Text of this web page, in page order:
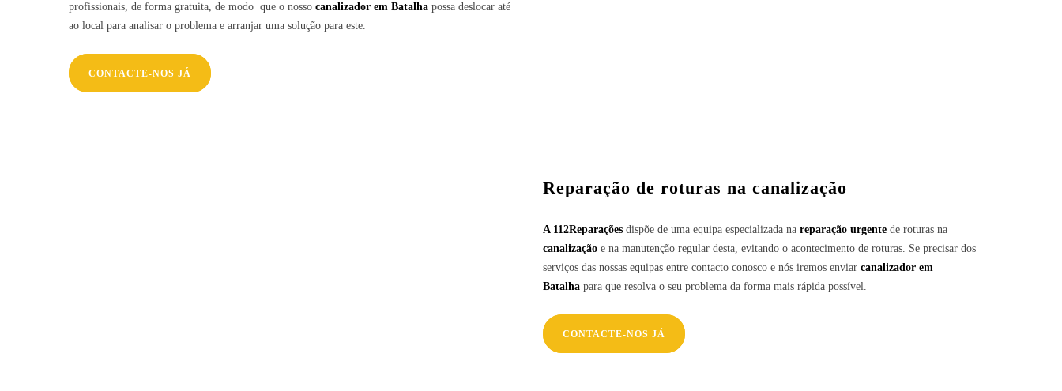
profissionais, de forma gratuita, de modo que o nosso canalizador em Batalha possa deslocar até
ao local para analisar o problema e arranjar uma solução para este.
CONTACTE-NOS JÁ
Reparação de roturas na canalização
A 112Reparações dispõe de uma equipa especializada na reparação urgente de roturas na
canalização e na manutenção regular desta, evitando o acontecimento de roturas. Se precisar dos
serviços das nossas equipas entre contacto conosco e nós iremos enviar canalizador em
Batalha para que resolva o seu problema da forma mais rápida possível.
CONTACTE-NOS JÁ